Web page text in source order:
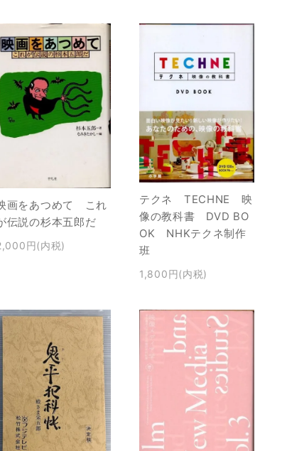
画をあつめて これ
伝説の杉本五郎だ
円(内税)
テクネ TECHNE 映
像の教科書 DVD BO
OK NHKテクネ制作
班
1,800円(内税)